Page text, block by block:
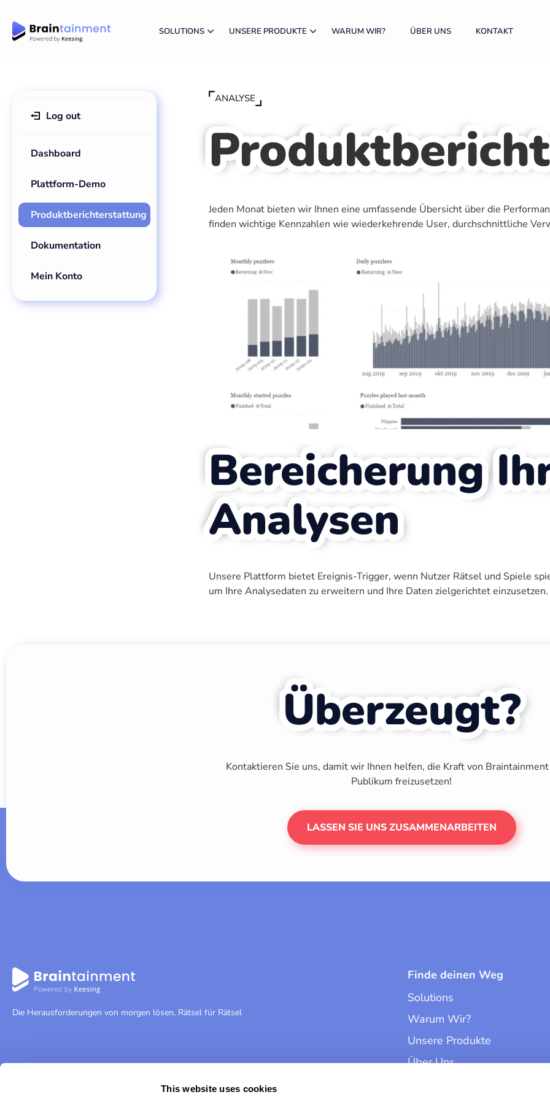
This website uses cookies
SOLUTIONS UNSERE PRODUKTE WARUM WIR? ÜBER UNS KONTAKT
Log out
Dashboard
Plattform-Demo
Produktberichterstattung
Dokumentation
Mein Konto
ANALYSE
Jeden Monat bieten wir Ihnen eine umfassende Übersicht über die
finden wichtige Kennzahlen wie wiederkehrende User, durchschnittliche
Bereicherung
Analysen
Unsere Plattform bietet Ereignis-Trigger, wenn Nutzer Rätsel und Spiele
um Ihre Analysedaten zu erweitern und Ihre Daten zielgerichtet einzusetzen.
Überzeugt?
Kontaktieren Sie uns, damit wir Ihnen helfen, die Kraft von
Publikum freizusetzen!
LASSEN SIE UNS ZUSAMMENARBEITEN
Die Herausforderungen von morgen lösen, Rätsel für Rätsel
Finde deinen Weg
Solutions
Warum Wir?
Unsere Produkte
Über Uns